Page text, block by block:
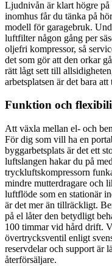
Ljudnivån är klart högre på
inomhus får du tänka på
modell för garagebruk.
luftfilter någon gång per
oljefri kompressor, så
det som gör att den orkar
rätt lågt sett till
arbetsplatsen är det bara
Funktion och
Att växla mellan el- och
För dig som vill ha en
byggarbetsplats är det ett
luftslangen hakar du på
tryckluftskompressorn
mindre mutterdragare och
luftflöde som en stationär
är det mer än tillräckligt.
på el låter den betydligt
100 timmar vid hård drift.
övertrycksventil enligt
reservdelar och support är
återförsäljare.